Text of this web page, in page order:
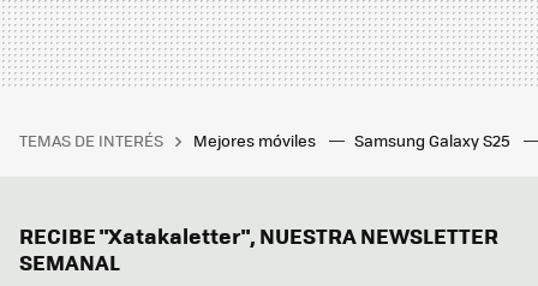
TEMAS DE INTERÉS Mejores móviles Samsung Galaxy S25
RECIBE "Xatakaletter", NUESTRA NEWSLETTER
SEMANAL